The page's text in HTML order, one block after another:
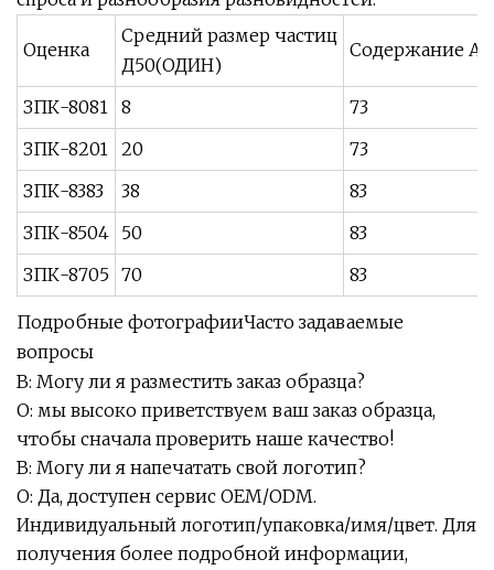
Оценка
Средний размер частиц
Д50(ОДИН)
Содержание Al
ЗПК-8081 8
73
ЗПК-8201 20
73
ЗПК-8383
38
83
ЗПК-8504 50
83
ЗПК-8705 70 83
Подробные фотографииЧасто задаваемые
вопросы
В: Могу ли я разместить заказ образца?
О: мы высоко приветствуем ваш заказ образца,
чтобы сначала проверить наше качество!
В: Могу ли я напечатать свой логотип?
О: Да, доступен сервис OEM/ODM.
Индивидуальный логотип/упаковка/имя/цвет. Для
получения более подробной информации,